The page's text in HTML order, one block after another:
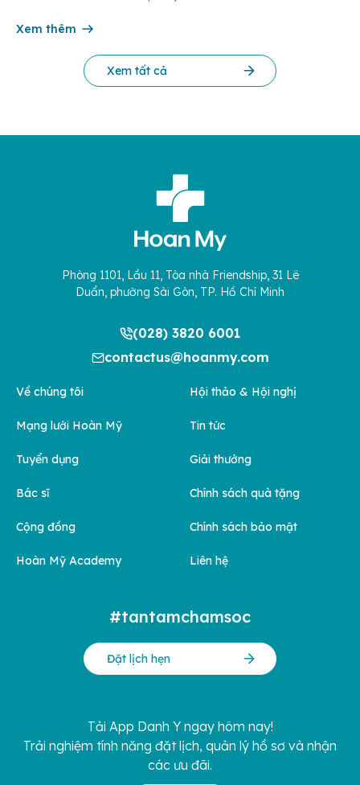
Xem thêm
Xem tất cả
Phòng 1101, Lầu 11, Tòa nhà Friendship, 31 Lê
Duẩn, phường Sài Gòn, TP. Hồ Chí Minh
(028) 3820 6001
contactus@hoanmy.com
Về chúng tôi
Mạng lưới Hoàn Mỹ
Tuyển dụng
Bác sĩ
Cộng đồng
Hoàn Mỹ Academy
Hội thảo & Hội nghị
Tin tức
Giải thưởng
Chính sách quà tặng
Chính sách bảo mật
Liên hệ
#tantamchamsoc
Đặt lịch hẹn
Tải App Danh Y ngay hôm nay!
Trải nghiệm tính năng đặt lịch, quản lý hồ sơ và nhận
các ưu đãi.